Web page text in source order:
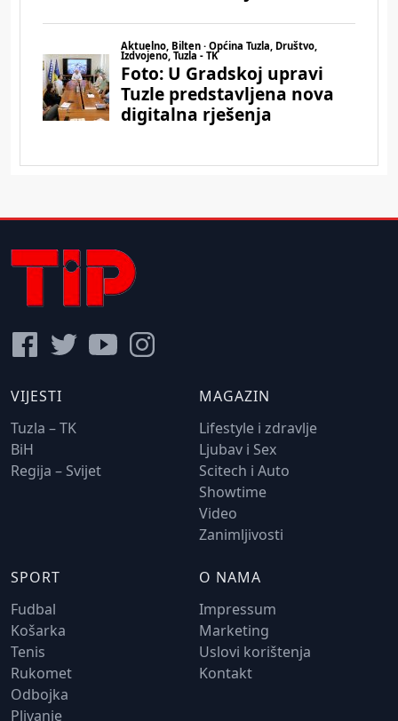
VIJESTI
Tuzla – TK
BiH
Regija – Svijet
MAGAZIN
Lifestyle i zdravlje
Ljubav i Sex
Scitech i Auto
Showtime
Video
Zanimljivosti
SPORT
Fudbal
Košarka
Tenis
Rukomet
Odbojka
Plivanje
O NAMA
Impressum
Marketing
Uslovi korištenja
Kontakt